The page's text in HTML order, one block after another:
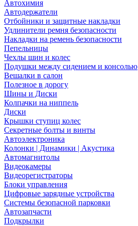
Автохимия
Автодержатели
Отбойники и защитные накладки
Удлинители ремня безопасности
Накладки на ремень безопасности
Пепельницы
Чехлы шин и колес
Подушки между сидением и консолью
Вешалки в салон
Полезное в дорогу
Шины и Диски
Колпачки на ниппель
Диски
Крышки ступиц колес
Секретные болты и винты
Автоэлектроника
Колонки | Динамики | Акустика
Автомагнитолы
Видеокамеры
Видеорегистраторы
Блоки управления
Цифровые зарядные устройства
Системы безопасной парковки
Автозапчасти
Подкрылки